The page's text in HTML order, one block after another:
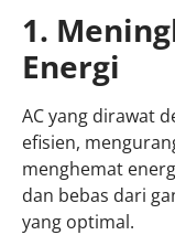
1.
Energi
AC yang dirawat
efisien,
menghemat
dan bebas dari
yang optimal.